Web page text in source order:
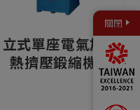
立式單座電氣加
熱擠壓鍛縮機
關閉